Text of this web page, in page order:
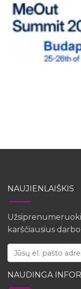
NAUJIENLAIŠKIS
karščiausius
NAUDINGA